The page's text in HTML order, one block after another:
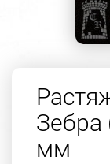
Зебра
мм